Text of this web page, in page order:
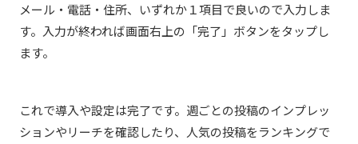
メール・電話・住所、いずれか１項目で良いので入力しま
す。入力が終われば画面右上の「完了」ボタンをタップし
ます。
これで導入や設定は完了です。週ごとの投稿のインプレッ
ションやリーチを確認したり、人気の投稿をランキングで